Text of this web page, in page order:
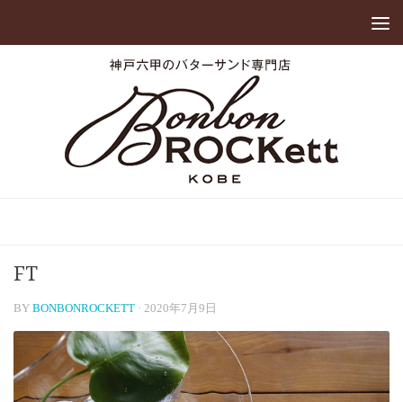
FT
BY BONBONROCKETT · 2020年7月9日